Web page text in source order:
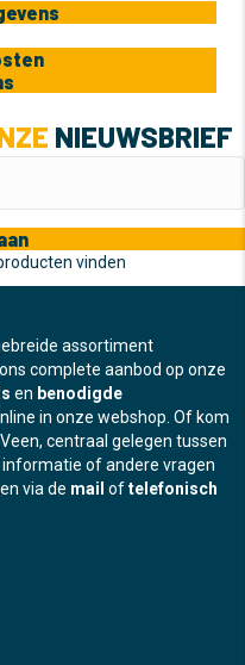
NIEUWSBRIEF
vinden
assortiment
complete aanbod op onze
en benodigde
in onze webshop. Of kom
centraal gelegen tussen
informatie of andere vragen
via de mail oftelefonisch